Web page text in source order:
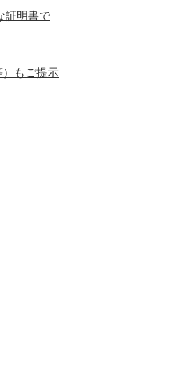
証明書で
もご提示